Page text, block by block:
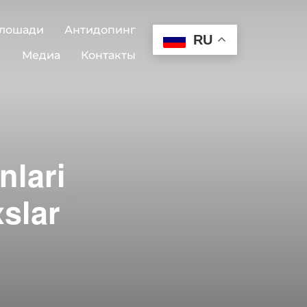
Антидопинг
Медиа
Контакты
RU